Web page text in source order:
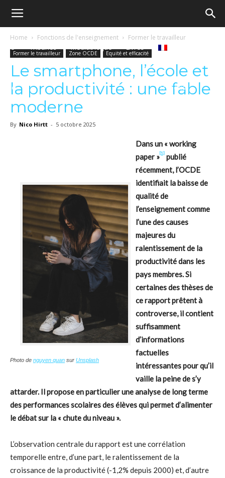
Ecole
démocratique
Tribunes Médiathèque Livres
Français
Home Fonctions de l'enseignement Former le travailleur
Former le travailleur Zone OCDE Equité et efficacité
Le smartphone, l’école et
la productivité : une fable
moderne
By Nico Hirtt - 5 octobre 2025
Photo de nguyen quan sur Unsplash
Dans un « working
paper »[1] publié
récemment, l’OCDE
identifiait la baisse de
qualité de
l’enseignement comme
l’une des causes
majeures du
ralentissement de la
productivité dans les
pays membres. Si
certaines des thèses de
ce rapport prêtent à
controverse, il contient
suffisamment
d’informations
factuelles
intéressantes pour qu’il
vaille la peine de s’y
attarder. Il propose en particulier une analyse de long terme
des performances scolaires des élèves qui permet d’alimenter
le débat sur la « chute du niveau ».
L’observation centrale du rapport est une corrélation
temporelle entre, d’une part, le ralentissement de la
croissance de la productivité (-1,2% depuis 2000) et, d’autre